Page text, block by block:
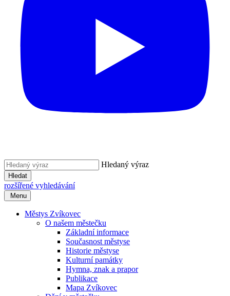
Hledaný výraz
Hledat
rozšířené vyhledávání
Menu
Městys Zvíkovec
O našem městečku
Základní informace
Současnost městyse
Historie městyse
Kulturní památky
Hymna, znak a prapor
Publikace
Mapa Zvíkovec